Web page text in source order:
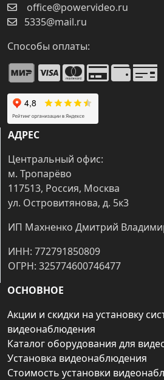
office@powervideo.ru
5335@mail.ru
Способы оплаты:
АДРЕС
Центральный офис:
м. Тропарёво
117513, Россия, Москва
ул. Островитянова, д. 5к3
ИП Махненко Дмитрий
ИНН: 772791850809
ОГРН: 325774600746477
ОСНОВНОЕ
Акции и скидки на установку
видеонаблюдения
Каталог оборудования для
Установка видеонаблюдения
Стоимость установки